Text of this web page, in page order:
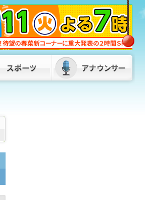
「ネパールは天国」蔵内議長の発
紋 維新・吉村代表「福岡県議会
公約に」 若手県議には有権者か
い声
2026/08/06 18:45
「閉める店は増えるのでは」食料
税“1%減税” 外食業界から懸念
ーパーは「値札の付け替えが大
岡 2026/08/06 18:20